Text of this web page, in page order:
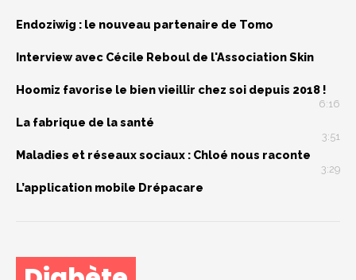
Endoziwig : le nouveau partenaire de Tomo
Interview avec Cécile Reboul de l'Association Skin
Hoomiz favorise le bien vieillir chez soi depuis 2018 !
6:16
La fabrique de la santé
3:51
Maladies et réseaux sociaux : Chloé nous raconte
3:29
L’application mobile Drépacare